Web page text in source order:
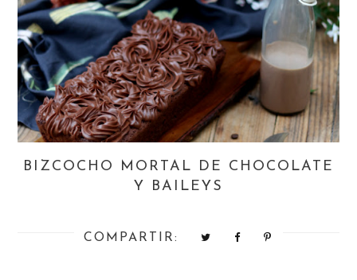
BIZCOCHO MORTAL DE CHOCOLATE
Y BAILEYS
COMPARTIR: